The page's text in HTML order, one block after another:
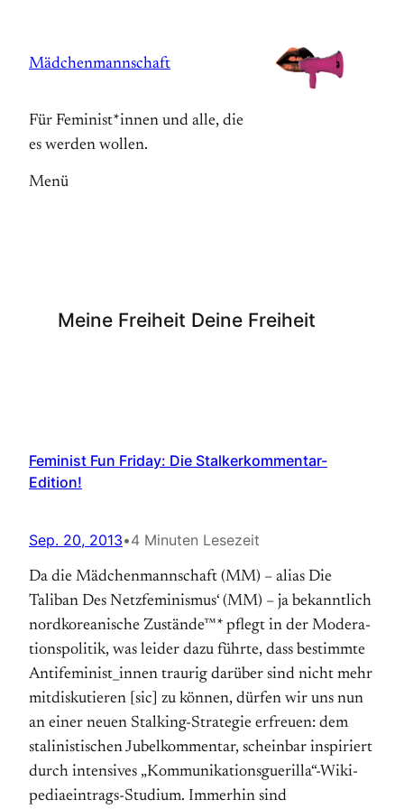
springen
Mädchenmannschaft
Für Feminist*innen und alle, die
es werden wollen.
Menü
Meine Freiheit Deine Freiheit
Feminist Fun Friday: Die Stalkerkommentar-
Edition!
Sep. 20, 2013•4 Minuten Lesezeit
Da die Mädchenmannschaft (MM) – alias Die
Taliban Des Netzfeminismus‘ (MM) – ja bekannt­lich
nord­korea­nische Zu­stän­de™* pflegt in der Mo­dera­
tions­poli­tik, was lei­der da­zu führ­te, dass be­stimmte
Anti­feminist_innen trau­rig darüber sind nicht mehr
mitdiskutieren [sic] zu können, dürfen wir uns nun
an einer neuen Stalking-Strategie erfreuen: dem
stali­nisti­schen Ju­bel­kommen­tar, schein­bar in­spi­riert
durch in­ten­si­ves „Ko­mmu­nika­tions­guerilla“-Wiki­
pedia­ein­trags-Stu­dium. Immerhin sind